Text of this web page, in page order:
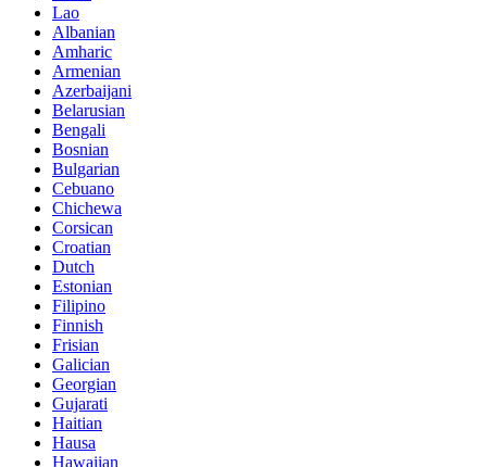
Lao
Albanian
Amharic
Armenian
Azerbaijani
Belarusian
Bengali
Bosnian
Bulgarian
Cebuano
Chichewa
Corsican
Croatian
Dutch
Estonian
Filipino
Finnish
Frisian
Galician
Georgian
Gujarati
Haitian
Hausa
Hawaiian